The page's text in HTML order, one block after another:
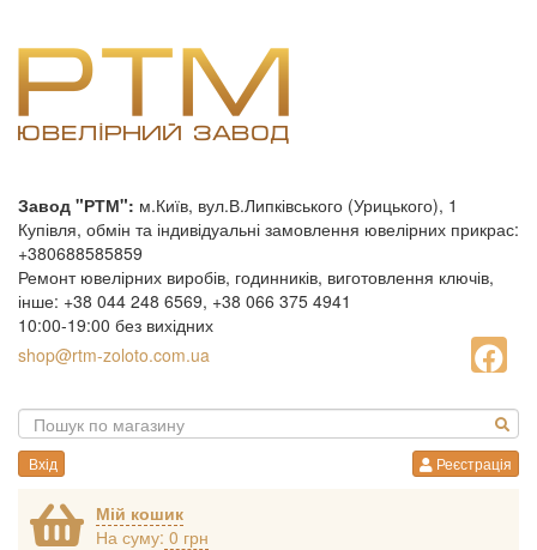
Завод "РТМ": м.Київ, вул.В.Липківського (Урицького), 1
Купівля, обмін та індивідуальні замовлення ювелірних прикрас:
+380688585859
Ремонт ювелірних виробів, годинників, виготовлення ключів,
інше: +38 044 248 6569, +38 066 375 4941
10:00-19:00 без вихідних
shop@rtm-zoloto.com.ua
Вхід Реєстрація
Мій кошик
На суму: 0 грн